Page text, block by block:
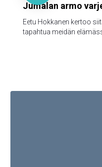
Jumalan armo
Eetu Hokkanen kertoo
tapahtua meidän